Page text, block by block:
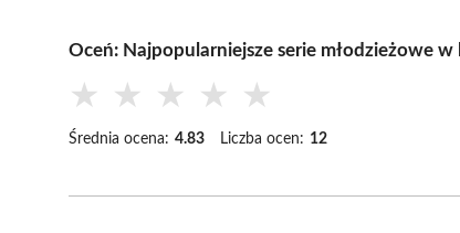
Oceń: Najpopularniejsze serie młodzieżowe
★ ★ ★ ★ ★
Średnia ocena: 4.83 Liczba ocen: 12